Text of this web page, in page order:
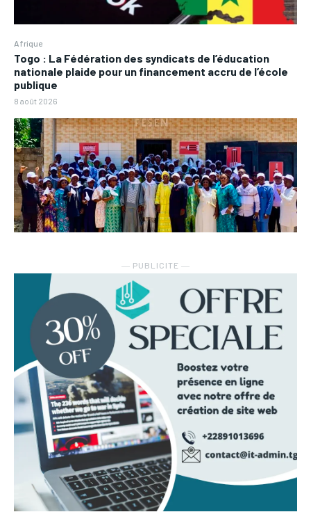
Afrique
Togo : La Fédération des syndicats de l’éducation
nationale plaide pour un financement accru de l’école
publique
8 août 2026
― PUBLICITE ―